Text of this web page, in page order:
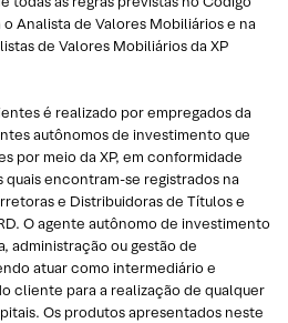
Analista de Valores Mobiliários e na
de Valores Mobiliários da XP
é realizado por empregados da
autônomos de investimento que
por meio da XP, em conformidade
encontram-se registrados na
e Distribuidoras de Títulos e
O agente autônomo de investimento
administração ou gestão de
atuar como intermediário e
cliente para a realização de qualquer
Os produtos apresentados neste